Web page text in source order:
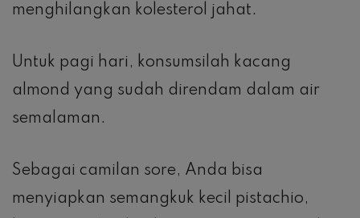
menghilangkan kolesterol jahat.
Untuk pagi hari, konsumsilah kacang
almond yang sudah direndam dalam air
semalaman.
Sebagai camilan sore, Anda bisa
menyiapkan semangkuk kecil pistachio,